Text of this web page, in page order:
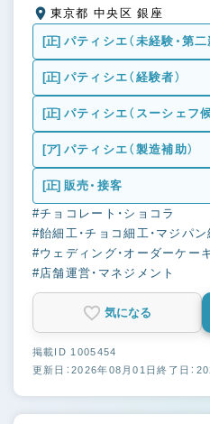
東京都 中央区 銀座
[正] パティシエ（未経験・第二
[正] パティシエ（経験者）
[正] パティシエ（スーシェフ候
[ア] パティシエ（製造補助）
[正] 販売・接客
#チョコレート・ショコラ
#飴細工・チョコ細工・マジパ
#ウェディング・オーダーケー
#店舗運営・マネジメント
気になる
掲載ID 1005454
更新日：2026年08月01日終了日：